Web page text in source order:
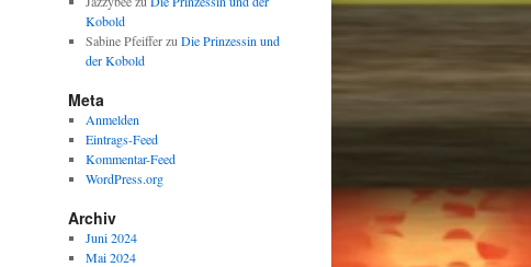
Kobold
Sabine Pfeifferzu Die Prinzessin und
der Kobold
Meta
Anmelden
Eintrags-Feed
Kommentar-Feed
WordPress.org
Archiv
Juni 2024
Mai 2024